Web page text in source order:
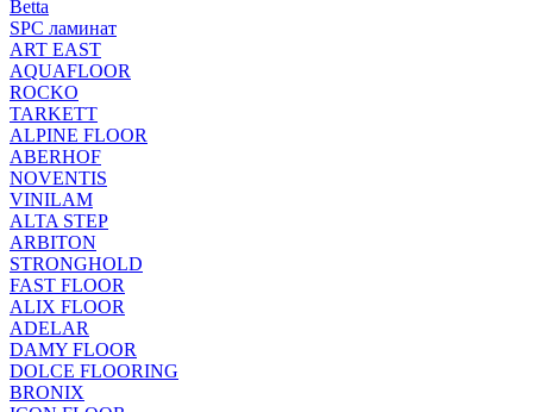
Betta
SPC ламинат
ART EAST
AQUAFLOOR
ROCKO
TARKETT
ALPINE FLOOR
ABERHOF
NOVENTIS
VINILAM
ALTA STEP
ARBITON
STRONGHOLD
FAST FLOOR
ALIX FLOOR
ADELAR
DAMY FLOOR
DOLCE FLOORING
BRONIX